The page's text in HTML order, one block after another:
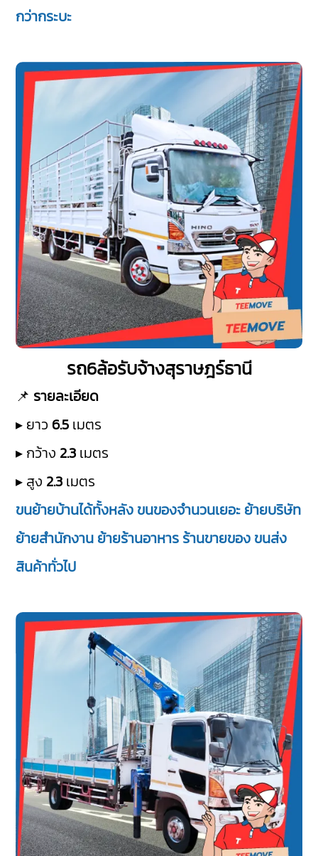
กว่ากระบะ
รถ6ล้อรับจ้างสุราษฎร์ธานี
📌 รายละเอียด
▸ ยาว 6.5 เมตร
▸ กว้าง 2.3 เมตร
▸ สูง 2.3 เมตร
ขนย้ายบ้านได้ทั้งหลัง ขนของจำนวนเยอะ ย้ายบริษัท
ย้ายสำนักงาน ย้ายร้านอาหาร ร้านขายของ ขนส่ง
สินค้าทั่วไป